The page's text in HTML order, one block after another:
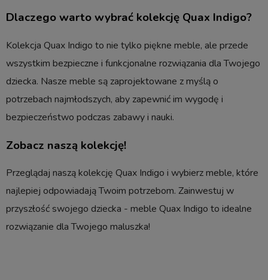
Dlaczego warto wybrać kolekcję Quax Indigo?
Kolekcja Quax Indigo to nie tylko piękne meble, ale przede
wszystkim bezpieczne i funkcjonalne rozwiązania dla Twojego
dziecka. Nasze meble są zaprojektowane z myślą o
potrzebach najmłodszych, aby zapewnić im wygodę i
bezpieczeństwo podczas zabawy i nauki.
Zobacz naszą kolekcję!
Przeglądaj naszą kolekcję Quax Indigo i wybierz meble, które
najlepiej odpowiadają Twoim potrzebom. Zainwestuj w
przyszłość swojego dziecka - meble Quax Indigo to idealne
rozwiązanie dla Twojego maluszka!